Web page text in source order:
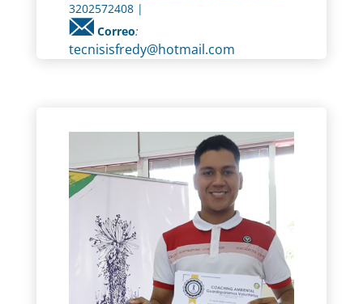
3202572408 |
Correo:
tecnisisfredy@hotmail.com